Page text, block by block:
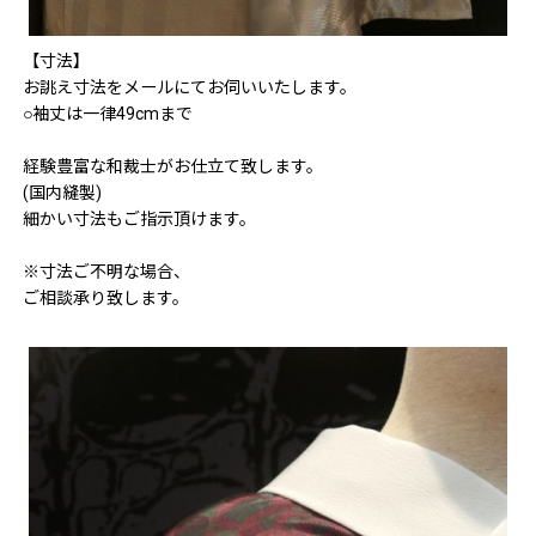
【寸法】
お誂え寸法をメールにてお伺いいたします。
○袖丈は一律49cmまで
経験豊富な和裁士がお仕立て致します。
(国内縫製)
細かい寸法もご指示頂けます。
※寸法ご不明な場合、
ご相談承り致します。